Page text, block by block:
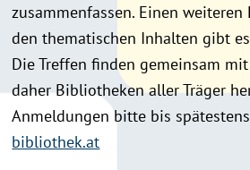
zusammenfassen. Einen
den thematischen Inhalten gibt
Die Treffen finden gemeinsam
daher Bibliotheken aller Träger
Anmeldungen bitte bis
bibliothek.at